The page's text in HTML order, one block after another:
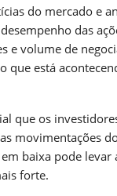
do mercado e
das
e volume de
que está
que os
movimentações
baixa pode levar
forte.